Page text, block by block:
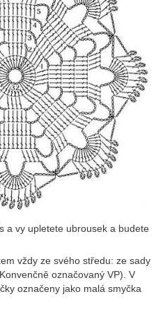
a vy upletete ubrousek a budete
vždy ze svého středu: ze sady
označovaný VP). V
označeny jako malá smyčka